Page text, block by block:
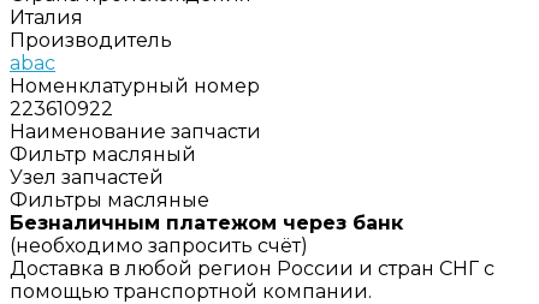
Италия
Производитель
abac
Номенклатурный номер
223610922
Наименование запчасти
Фильтр масляный
Узел запчастей
Фильтры масляные
Безналичным платежом через банк
(необходимо запросить счёт)
Доставка в любой регион России и стран СНГ с
помощью транспортной компании.